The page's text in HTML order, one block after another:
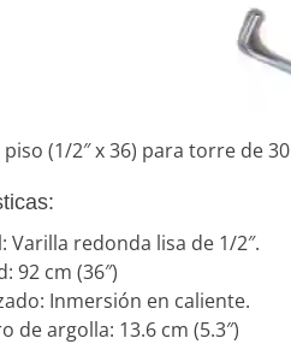
(1/2″ x 36) para torre de
Varilla redonda lisa de 1/2″.
92 cm (36″)
Inmersión en caliente.
de argolla: 13.6 cm (5.3″)